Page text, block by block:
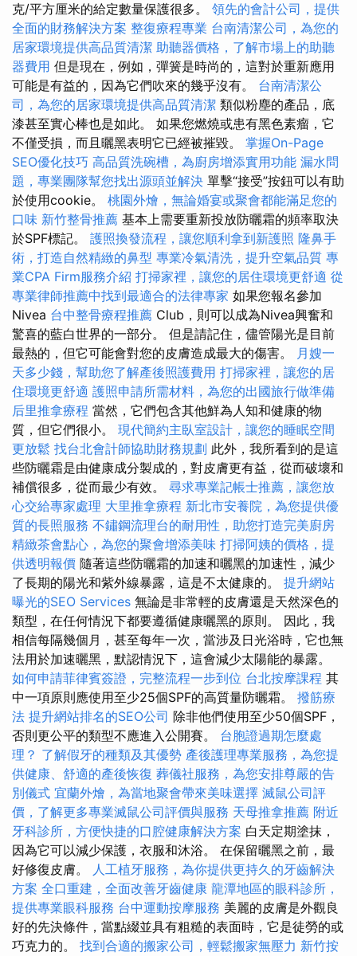
克/平方厘米的給定數量保護很多。 領先的會計公司，提供
全面的財務解決方案 整復療程專業 台南清潔公司，為您的
居家環境提供高品質清潔 助聽器價格，了解市場上的助聽
器費用 但是現在，例如，彈簧是時尚的，這對於重新應用
可能是有益的，因為它們吹來的幾乎沒有。 台南清潔公
司，為您的居家環境提供高品質清潔 類似粉塵的產品，底
漆甚至實心棒也是如此。 如果您燃燒或患有黑色素瘤，它
不僅受損，而且曬黑表明它已經被摧毀。 掌握On-Page
SEO優化技巧 高品質洗碗槽，為廚房增添實用功能 漏水問
題，專業團隊幫您找出源頭並解決 單擊“接受”按鈕可以有助
於使用cookie。 桃園外燴，無論婚宴或聚會都能滿足您的
口味 新竹整骨推薦 基本上需要重新投放防曬霜的頻率取決
於SPF標記。 護照換發流程，讓您順利拿到新護照 隆鼻手
術，打造自然精緻的鼻型 專業冷氣清洗，提升空氣品質 專
業CPA Firm服務介紹 打掃家裡，讓您的居住環境更舒適 從
專業律師推薦中找到最適合的法律專家 如果您報名參加
Nivea 台中整骨療程推薦 Club，則可以成為Nivea興奮和
驚喜的藍白世界的一部分。 但是請記住，儘管陽光是目前
最熱的，但它可能會對您的皮膚造成最大的傷害。 月嫂一
天多少錢，幫助您了解產後照護費用 打掃家裡，讓您的居
住環境更舒適 護照申請所需材料，為您的出國旅行做準備
后里推拿療程 當然，它們包含其他鮮為人知和健康的物
質，但它們很小。 現代簡約主臥室設計，讓您的睡眠空間
更放鬆 找台北會計師協助財務規劃 此外，我所看到的是這
些防曬霜是由健康成分製成的，對皮膚更有益，從而破壞和
補償很多，從而最少有效。 尋求專業記帳士推薦，讓您放
心交給專家處理 大里推拿療程 新北市安養院，為您提供優
質的長照服務 不鏽鋼流理台的耐用性，助您打造完美廚房
精緻茶會點心，為您的聚會增添美味 打掃阿姨的價格，提
供透明報價 隨著這些防曬霜的加速和曬黑的加速性，減少
了長期的陽光和紫外線暴露，這是不太健康的。 提升網站
曝光的SEO Services 無論是非常輕的皮膚還是天然深色的
類型，在任何情況下都要遵循健康曬黑的原則。 因此，我
相信每隔幾個月，甚至每年一次，當涉及日光浴時，它也無
法用於加速曬黑，默認情況下，這會減少太陽能的暴露。
如何申請菲律賓簽證，完整流程一步到位 台北按摩課程 其
中一項原則應使用至少25個SPF的高質量防曬霜。 撥筋療
法 提升網站排名的SEO公司 除非他們使用至少50個SPF，
否則更公平的類型不應進入公開賽。 台胞證過期怎麼處
理？ 了解假牙的種類及其優勢 產後護理專業服務，為您提
供健康、舒適的產後恢復 葬儀社服務，為您安排尊嚴的告
別儀式 宜蘭外燴，為當地聚會帶來美味選擇 滅鼠公司評
價，了解更多專業滅鼠公司評價與服務 天母推拿推薦 附近
牙科診所，方便快捷的口腔健康解決方案 白天定期塗抹，
因為它可以減少保護，衣服和沐浴。 在保留曬黑之前，最
好修復皮膚。 人工植牙服務，為你提供更持久的牙齒解決
方案 全口重建，全面改善牙齒健康 龍潭地區的眼科診所，
提供專業眼科服務 台中運動按摩服務 美麗的皮膚是外觀良
好的先決條件，當點綴並具有粗糙的表面時，它是徒勞的或
巧克力的。 找到合適的搬家公司，輕鬆搬家無壓力 新竹按